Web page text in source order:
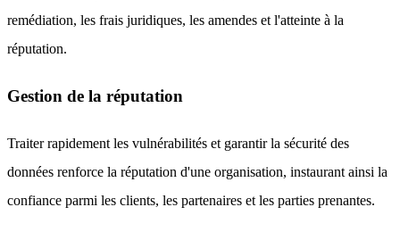
remédiation, les frais juridiques, les amendes et l'atteinte à la
réputation.
Gestion de la réputation
Traiter rapidement les vulnérabilités et garantir la sécurité des
données renforce la réputation d'une organisation, instaurant ainsi la
confiance parmi les clients, les partenaires et les parties prenantes.